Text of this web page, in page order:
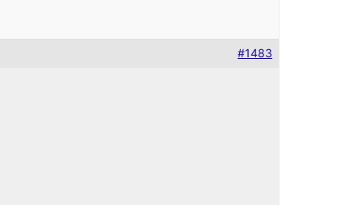
#1483